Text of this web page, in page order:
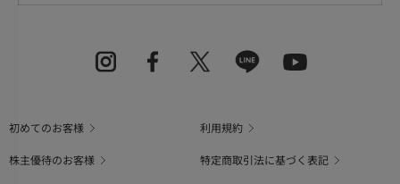
初めてのお客様
利用規約
株主優待のお客様
特定商取引法に基づく表記